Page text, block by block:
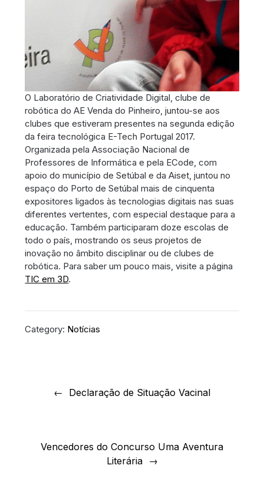
O Laboratório de Criatividade Digital, clube de
robótica do AE Venda do Pinheiro, juntou-se aos
clubes que estiveram presentes na segunda edição
da feira tecnológica E-Tech Portugal 2017.
Organizada pela Associação Nacional de
Professores de Informática e pela ECode, com
apoio do município de Setúbal e da Aiset, juntou no
espaço do Porto de Setúbal mais de cinquenta
expositores ligados às tecnologias digitais nas suas
diferentes vertentes, com especial destaque para a
educação. Também participaram doze escolas de
todo o país, mostrando os seus projetos de
inovação no âmbito disciplinar ou de clubes de
robótica. Para saber um pouco mais, visite a página
TIC em 3D.
Category: Notícias
Declaração de Situação Vacinal
Vencedores do Concurso Uma Aventura
Literária